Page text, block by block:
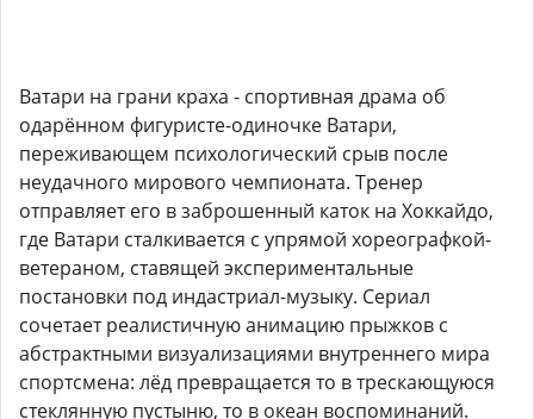
Ватари на грани краха - спортивная драма об
одарённом фигуристе-одиночке Ватари,
переживающем психологический срыв после
неудачного мирового чемпионата. Тренер
отправляет его в заброшенный каток на Хоккайдо,
где Ватари сталкивается с упрямой хореографкой-
ветераном, ставящей экспериментальные
постановки под индастриал-музыку. Сериал
сочетает реалистичную анимацию прыжков с
абстрактными визуализациями внутреннего мира
спортсмена: лёд превращается то в трескающуюся
стеклянную пустыню, то в океан воспоминаний.